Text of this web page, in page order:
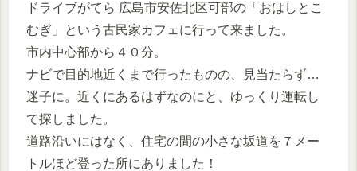
ドライブがてら 広島市安佐北区可部の「おはしとこ
むぎ」という古民家カフェに行って来ました。
市内中心部から４０分。
ナビで目的地近くまで行ったものの、見当たらず…
迷子に。近くにあるはずなのにと、ゆっくり運転し
て探しました。
道路沿いにはなく、住宅の間の小さな坂道を７メー
トルほど登った所にありました！